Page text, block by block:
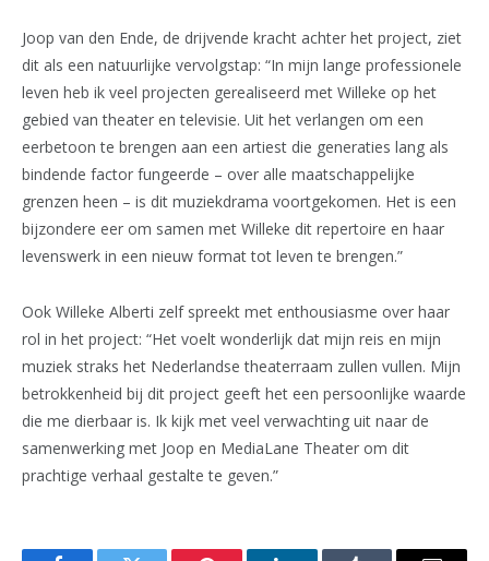
Joop van den Ende, de drijvende kracht achter het project, ziet
dit als een natuurlijke vervolgstap: “In mijn lange professionele
leven heb ik veel projecten gerealiseerd met Willeke op het
gebied van theater en televisie. Uit het verlangen om een
eerbetoon te brengen aan een artiest die generaties lang als
bindende factor fungeerde – over alle maatschappelijke
grenzen heen – is dit muziekdrama voortgekomen. Het is een
bijzondere eer om samen met Willeke dit repertoire en haar
levenswerk in een nieuw format tot leven te brengen.”
Ook Willeke Alberti zelf spreekt met enthousiasme over haar
rol in het project: “Het voelt wonderlijk dat mijn reis en mijn
muziek straks het Nederlandse theaterraam zullen vullen. Mijn
betrokkenheid bij dit project geeft het een persoonlijke waarde
die me dierbaar is. Ik kijk met veel verwachting uit naar de
samenwerking met Joop en MediaLane Theater om dit
prachtige verhaal gestalte te geven.”